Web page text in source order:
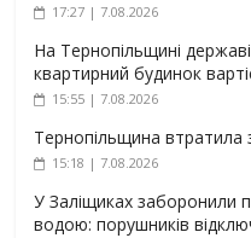
17:27 | 7.08.2026
На Тернопільщині
квартирний будинок
15:55 | 7.08.2026
Тернопільщина
15:18 | 7.08.2026
У Заліщиках заборонили
водою: порушників